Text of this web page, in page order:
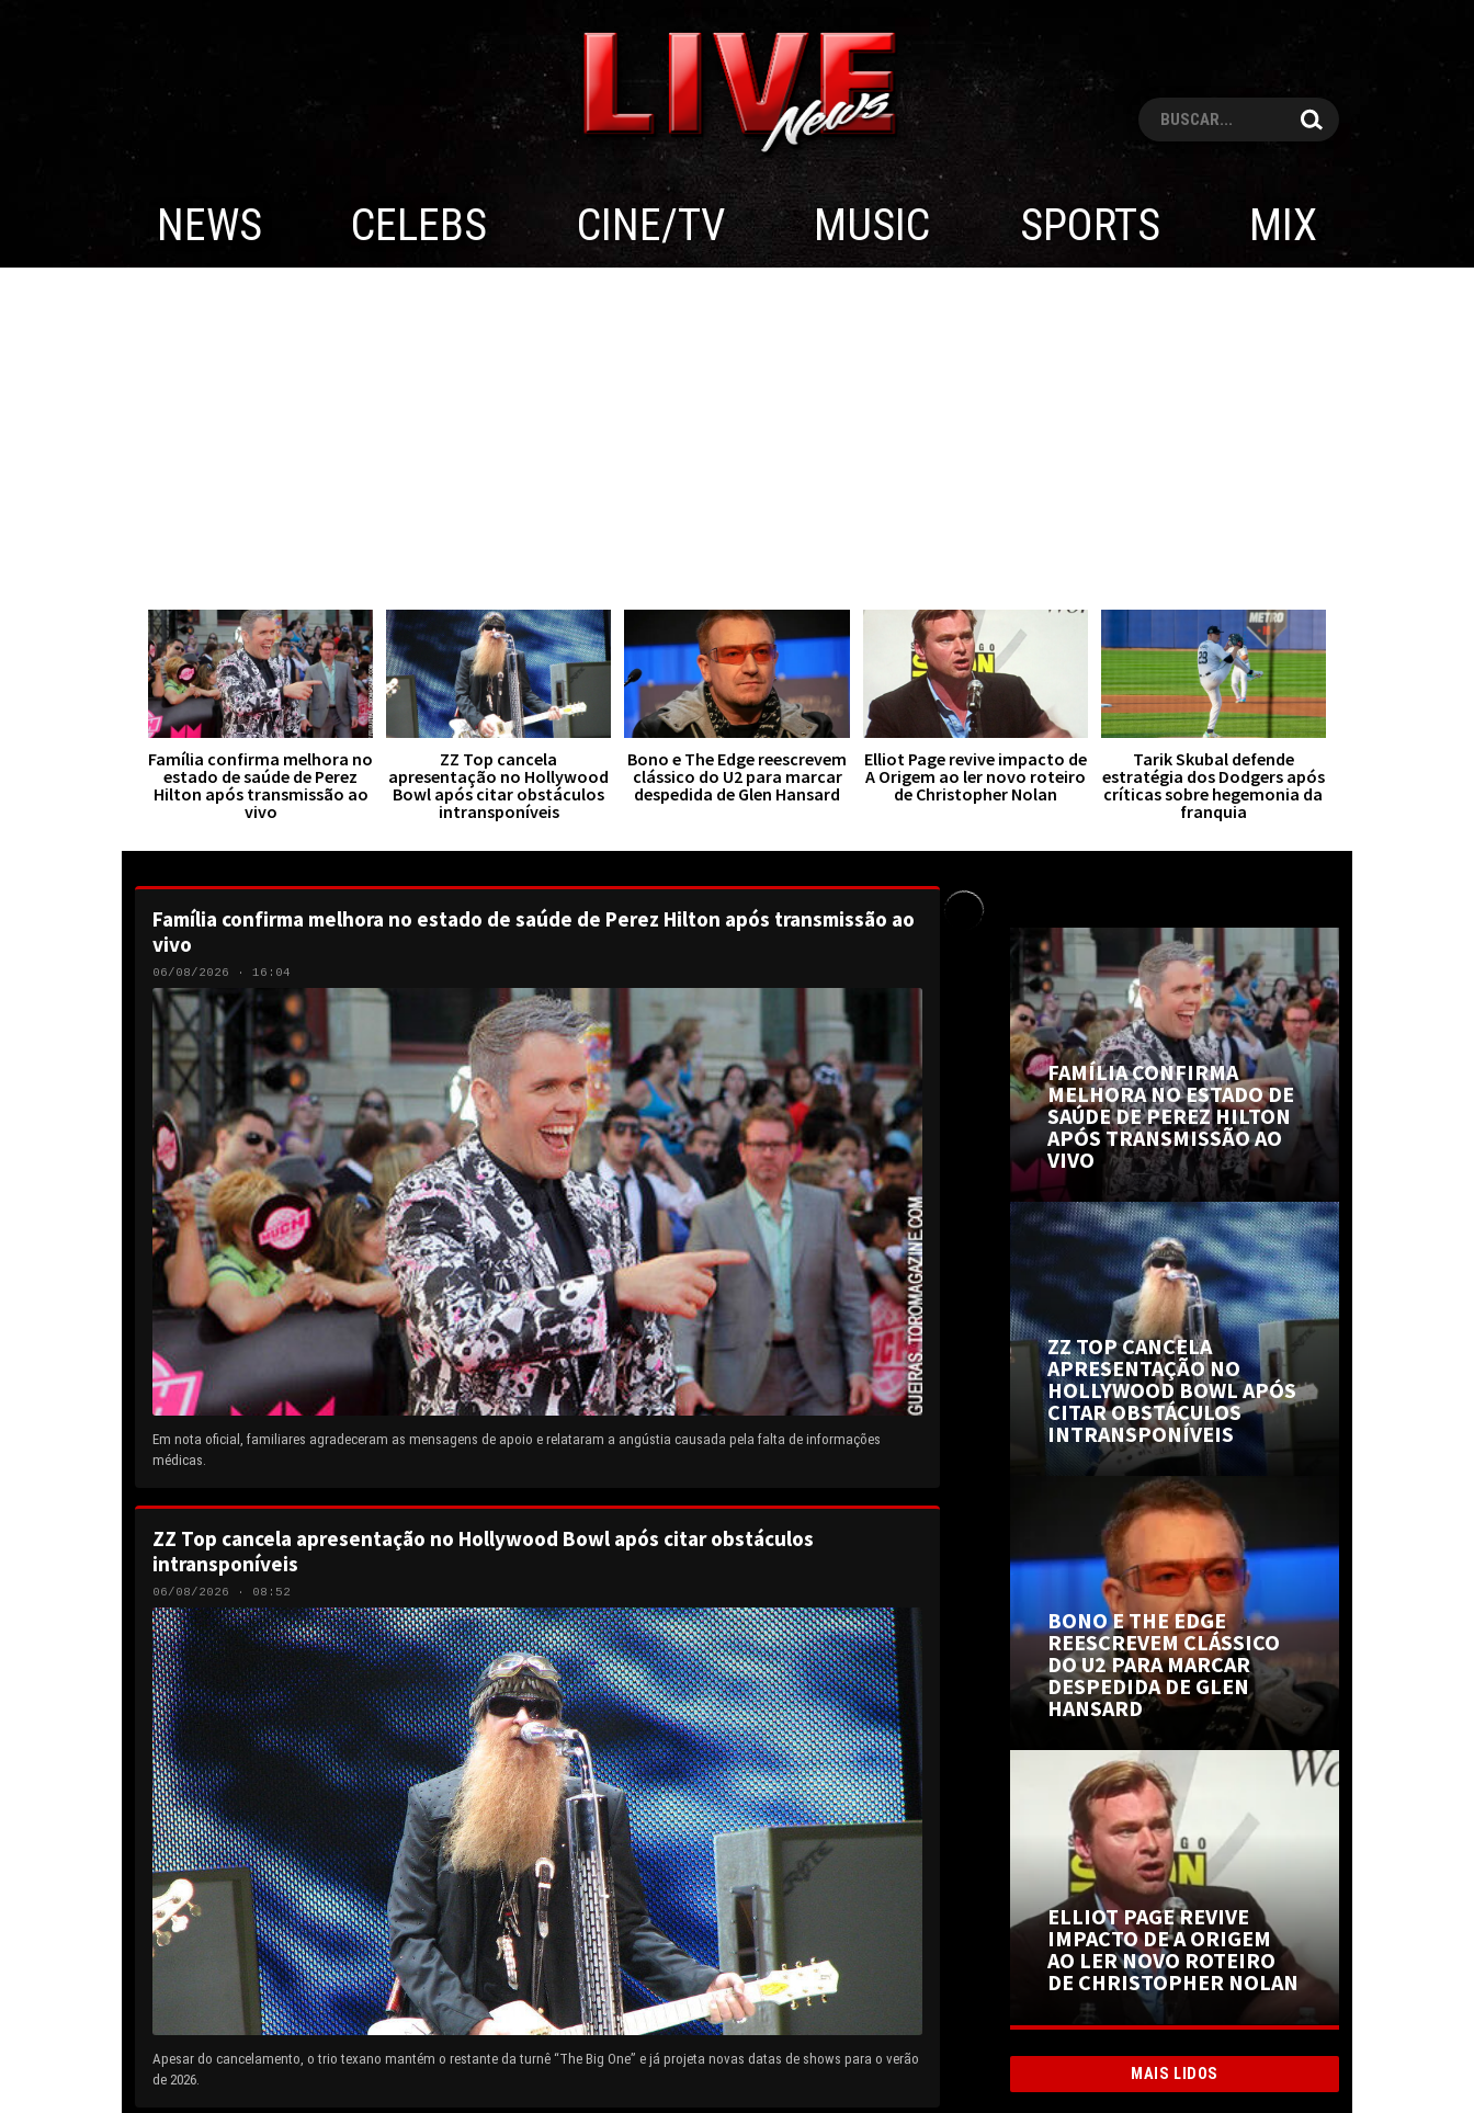
Pesquisar
NEWS CELEBS CINE/TV MUSIC SPORTS MIX
Família confirma melhora no
estado de saúde de Perez
Hilton após transmissão ao
vivo
ZZ Top cancela
apresentação no Hollywood
Bowl após citar obstáculos
intransponíveis
Bono e The Edge reescrevem
clássico do U2 para marcar
despedida de Glen Hansard
Elliot Page revive impacto de
A Origem ao ler novo roteiro
de Christopher Nolan
Tarik Skubal defende
estratégia dos Dodgers após
críticas sobre hegemonia da
franquia
Família confirma melhora no estado de saúde de Perez Hilton após transmissão ao
vivo
06/08/2026 · 16:04
Em nota oficial, familiares agradeceram as mensagens de apoio e relataram a angústia causada pela falta de informações
médicas.
ZZ Top cancela apresentação no Hollywood Bowl após citar obstáculos
intransponíveis
06/08/2026 · 08:52
Apesar do cancelamento, o trio texano mantém o restante da turnê “The Big One” e já projeta novas datas de shows para o verão
de 2026.
FAMÍLIA CONFIRMA
MELHORA NO ESTADO DE
SAÚDE DE PEREZ HILTON
APÓS TRANSMISSÃO AO
VIVO
ZZ TOP CANCELA
APRESENTAÇÃO NO
HOLLYWOOD BOWL APÓS
CITAR OBSTÁCULOS
INTRANSPONÍVEIS
BONO E THE EDGE
REESCREVEM CLÁSSICO
DO U2 PARA MARCAR
DESPEDIDA DE GLEN
HANSARD
ELLIOT PAGE REVIVE
IMPACTO DE A ORIGEM
AO LER NOVO ROTEIRO
DE CHRISTOPHER NOLAN
MAIS LIDOS